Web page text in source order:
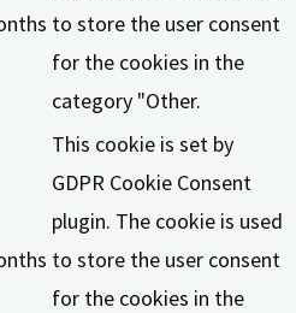
to store the user consent
for the cookies in the
category "Other.
This cookie is set by
GDPR Cookie Consent
plugin. The cookie is used
to store the user consent
for the cookies in the